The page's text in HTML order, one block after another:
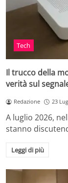
Tech
Il trucco della
verità sul
Redazione 23
A luglio 2026,
stanno
Leggi di più